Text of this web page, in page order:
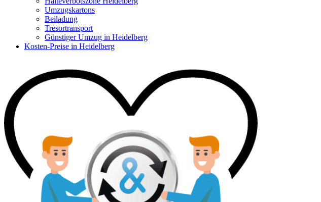
Umzugskartons
Beiladung
Tresortransport
Günstiger Umzug in Heidelberg
Kosten-Preise in Heidelberg